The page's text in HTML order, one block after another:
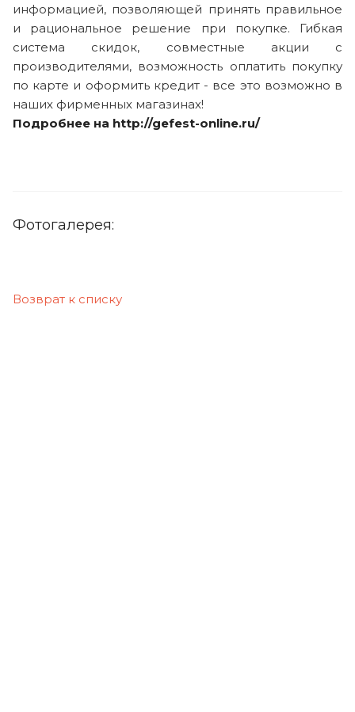
информацией, позволяющей принять правильное
и рациональное решение при покупке. Гибкая
система скидок, совместные акции с
производителями, возможность оплатить покупку
по карте и оформить кредит - все это возможно в
наших фирменных магазинах!
Подробнее на http://gefest-online.ru/
Фотогалерея:
Возврат к списку